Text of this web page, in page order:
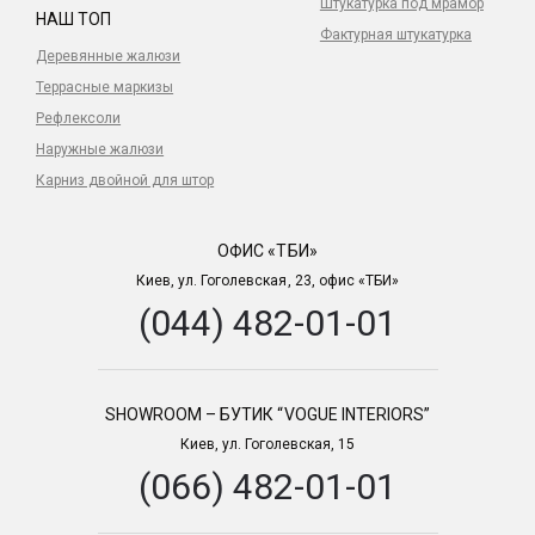
Штукатурка под мрамор
Фактурная штукатурка
НАШ ТОП
Деревянные жалюзи
Террасные маркизы
Рефлексоли
Наружные жалюзи
Карниз двойной для штор
ОФИС «ТБИ»
Киев, ул. Гоголевская, 23, офис «ТБИ»
(044) 482-01-01
SHOWROOM – БУТИК “VOGUE INTERIORS”
Киев, ул. Гоголевская, 15
(066) 482-01-01